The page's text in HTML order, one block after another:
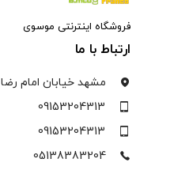
فروشگاه اینترنتی موسوی
ارتباط با ما
مشهد خیابان امام رضا
09153204313
09153204313
05138383204